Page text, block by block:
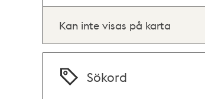
Kan inte visas på karta
Sökord